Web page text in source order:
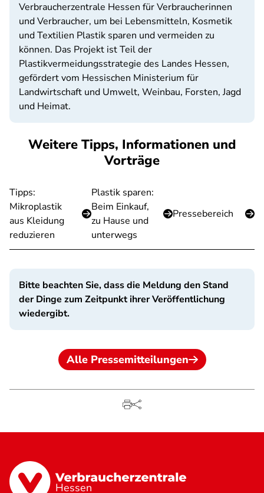
Verbraucherzentrale Hessen für Verbraucherinnen
und Verbraucher, um bei Lebensmitteln, Kosmetik
und Textilien Plastik sparen und vermeiden zu
können. Das Projekt ist Teil der
Plastikvermeidungsstrategie des Landes Hessen,
gefördert vom Hessischen Ministerium für
Landwirtschaft und Umwelt, Weinbau, Forsten, Jagd
und Heimat.
Weitere Tipps, Informationen und
Vorträge
Tipps:
Mikroplastik
aus Kleidung
reduzieren
Plastik sparen:
Beim Einkauf,
zu Hause und
unterwegs
Pressebereich
Bitte beachten Sie, dass die Meldung den Stand
der Dinge zum Zeitpunkt ihrer Veröffentlichung
wiedergibt.
Alle Pressemitteilungen
Hessen